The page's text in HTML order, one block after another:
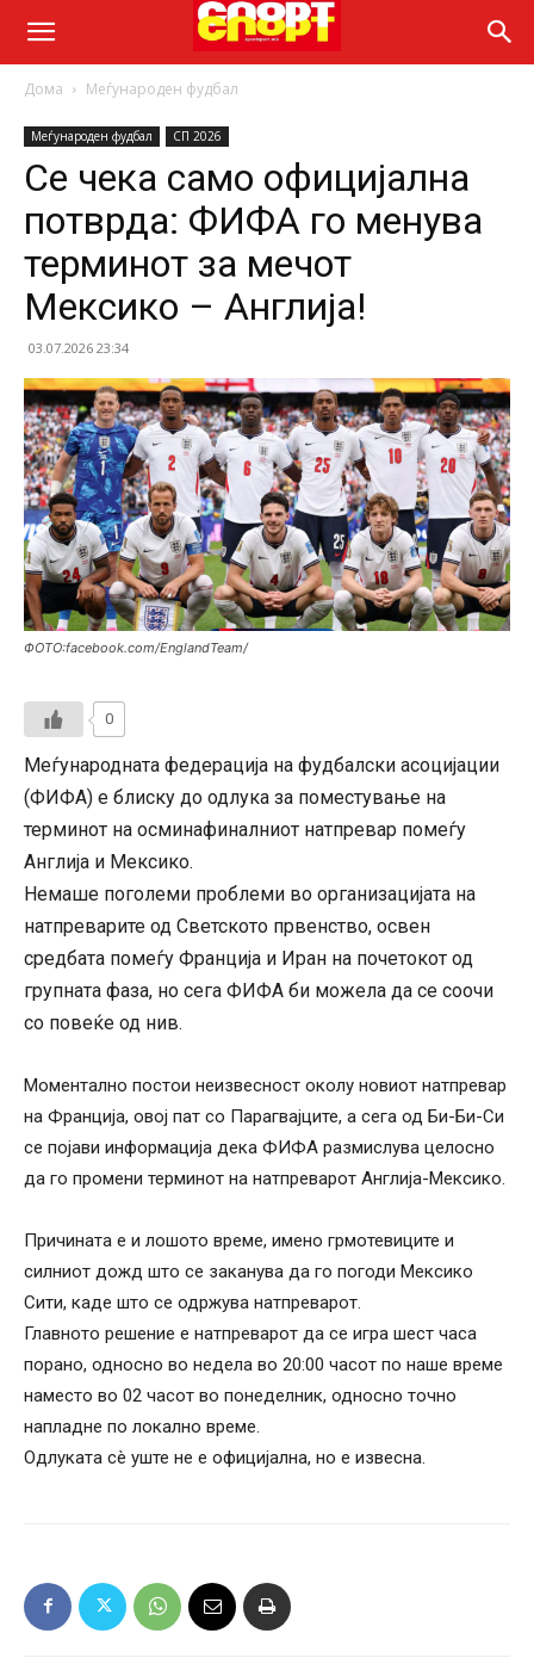
Дома Меѓународен фудбал
Меѓународен фудбал СП 2026
Се чека само официјална
потврда: ФИФА го менува
терминот за мечот
Мексико – Англија!
03.07.2026 23:34
ФОТО:facebook.com/EnglandTeam/
0
Меѓународната федерација на фудбалски асоцијации
(ФИФА) е блиску до одлука за поместување на
терминот на осминафиналниот натпревар помеѓу
Англија и Мексико.
Немаше поголеми проблеми во организацијата на
натпреварите од Светското првенство, освен
средбата помеѓу Франција и Иран на почетокот од
групната фаза, но сега ФИФА би можела да се соочи
со повеќе од нив.
Моментално постои неизвесност околу новиот натпревар
на Франција, овој пат со Парагвајците, а сега од Би-Би-Си
се појави информација дека ФИФА размислува целосно
да го промени терминот на натпреварот Англија-Мексико.
Причината е и лошото време, имено грмотевиците и
силниот дожд што се заканува да го погоди Мексико
Сити, каде што се одржува натпреварот.
Главното решение е натпреварот да се игра шест часа
порано, односно во недела во 20:00 часот по наше време
наместо во 02 часот во понеделник, односно точно
напладне по локално време.
Одлуката сè уште не е официјална, но е извесна.